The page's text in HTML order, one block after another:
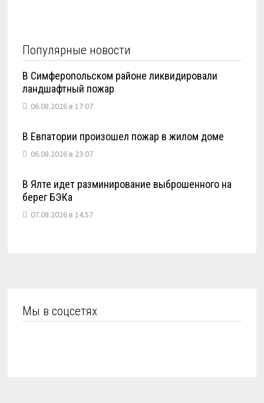
Популярные новости
В Симферопольском районе ликвидировали
ландшафтный пожар
06.08.2026 в 17:07
В Евпатории произошел пожар в жилом доме
06.08.2026 в 23:07
В Ялте идет разминирование выброшенного на
берег БЭКа
07.08.2026 в 14:57
Мы в соцсетях